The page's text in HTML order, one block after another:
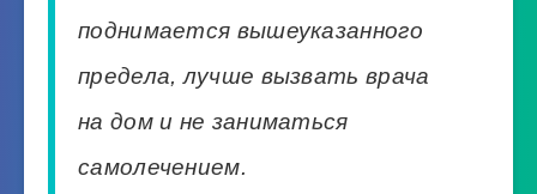
поднимается вышеуказанного
предела, лучше вызвать врача
на дом и не заниматься
самолечением.